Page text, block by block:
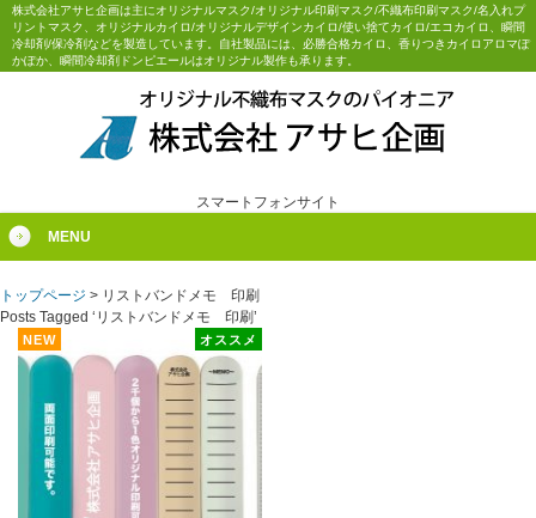
株式会社アサヒ企画は主にオリジナルマスク/オリジナル印刷マスク/不織布印刷マスク/名入れプ
リントマスク、オリジナルカイロ/オリジナルデザインカイロ/使い捨てカイロ/エコカイロ、瞬間
冷却剤/保冷剤などを製造しています。自社製品には、必勝合格カイロ、香りつきカイロアロマぽ
かぽか、瞬間冷却剤ドンピエールはオリジナル製作も承ります。
スマートフォンサイト
MENU
トップページ > リストバンドメモ 印刷
Posts Tagged ‘リストバンドメモ 印刷’
NEW オススメ